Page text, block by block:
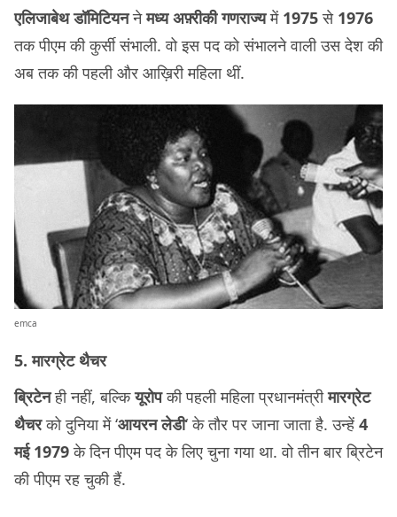
एलिजाबेथ डॉमिटियननेमध्य अफ़्रीकी गणराज्यमें 1975से 1976
तक पीएम की कुर्सी संभाली. वो इस पद को संभालने वाली उस देश की
अब तक की पहली और आख़िरी महिला थीं.
emca
5. मारग्रेट थैचर
ब्रिटेनही नहीं, बल्कियूरोपकी पहली महिला प्रधानमंत्रीमारग्रेट
थैचरको दुनिया में ‘आयरन लेडी‘ के तौर पर जाना जाता है. उन्हें 4
मई 1979के दिन पीएम पद के लिए चुना गया था. वो तीन बार ब्रिटेन
की पीएम रह चुकी हैं.